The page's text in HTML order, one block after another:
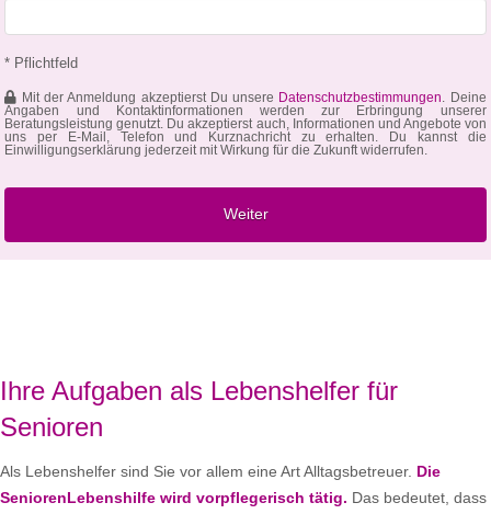
* Pflichtfeld
Mit der Anmeldung akzeptierst Du unsere Datenschutzbestimmungen. Deine
Angaben und Kontaktinformationen werden zur Erbringung unserer
Beratungsleistung genutzt. Du akzeptierst auch, Informationen und Angebote von
uns per E-Mail, Telefon und Kurznachricht zu erhalten. Du kannst die
Einwilligungserklärung jederzeit mit Wirkung für die Zukunft widerrufen.
Ihre Aufgaben als Lebenshelfer für
Senioren
Als Lebenshelfer sind Sie vor allem eine Art Alltagsbetreuer. Die
SeniorenLebenshilfe wird vorpflegerisch tätig. Das bedeutet, dass